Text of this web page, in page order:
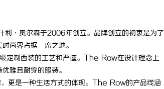
利·奥尔森于2006年创立。品牌创立的初衷是为了
尚界占据一席之地。
制西装的工艺和严谨。The Row在设计理念上
雅且耐穿的服装。
更是一种生活方式的体现。The Row的产品线涵